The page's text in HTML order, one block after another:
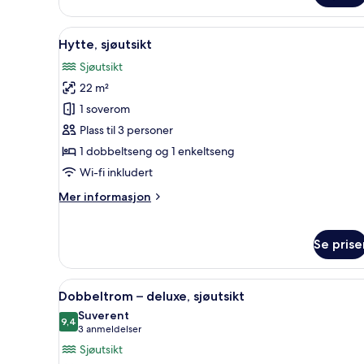
–
superior,
sjøutsikt
Åpne
alle
bildene
av
Hytte,
sjøutsikt
Hytte, sjøutsikt |
7
Hytte, sjøutsikt
Sjøutsikt
22 m²
1 soverom
Plass til 3 personer
1 dobbeltseng og 1 enkeltseng
Wi-fi inkludert
Mer informasjon
Mer
Se
Åpne
alle
bildene
av
Dobbeltrom – deluxe,
8
Dobbeltrom – deluxe, sjøutsikt
9,49,4 av 10
Suverent
3 anmeldelser
(3
anmeldelser)
Sjøutsikt